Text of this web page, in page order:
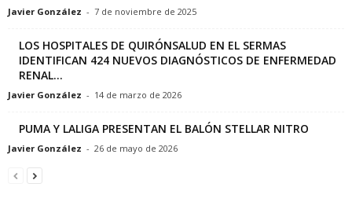
Javier González - 7 de noviembre de 2025
LOS HOSPITALES DE QUIRÓNSALUD EN EL SERMAS
IDENTIFICAN 424 NUEVOS DIAGNÓSTICOS DE ENFERMEDAD
RENAL...
Javier González - 14 de marzo de 2026
PUMA Y LALIGA PRESENTAN EL BALÓN STELLAR NITRO
Javier González - 26 de mayo de 2026